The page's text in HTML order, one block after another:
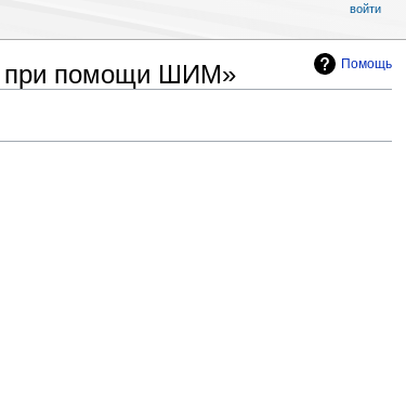
Помощь
при помощи ШИМ»
войти